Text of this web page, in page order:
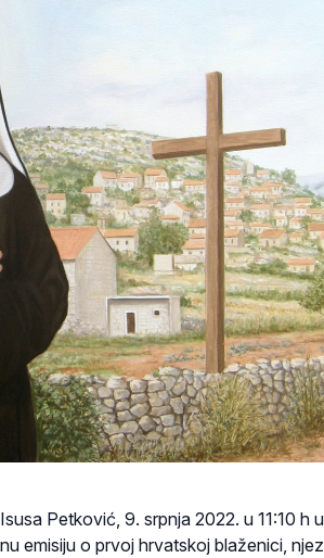
Petković, 9. srpnja 2022. u 11:10 h u
emisiju o prvoj hrvatskoj blaženici,